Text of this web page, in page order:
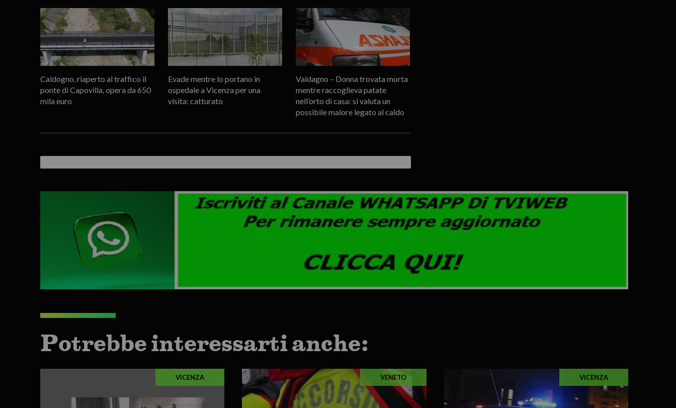
Caldogno, riaperto al traffico il
ponte di Capovilla, opera da 650
mila euro
Evade mentre lo portano in
ospedale a Vicenza per una
visita: catturato
Valdagno – Donna trovata morta
mentre raccoglieva patate
nell’orto di casa: si valuta un
possibile malore legato al caldo
Potrebbe interessarti anche:
VICENZA VENETO VICENZA